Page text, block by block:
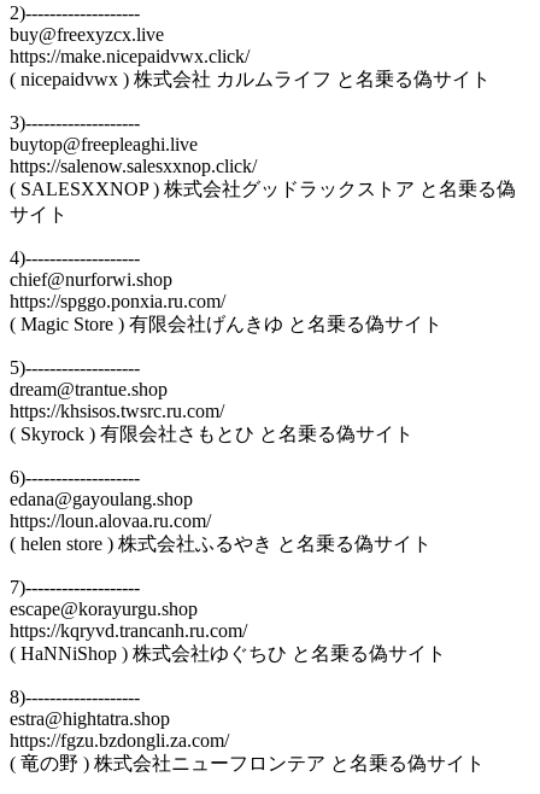
2)-------------------
buy@freexyzcx.live
https://make.nicepaidvwx.click/
( nicepaidvwx ) 株式会社 カルムライフ と名乗る偽サイト
3)-------------------
buytop@freepleaghi.live
https://salenow.salesxxnop.click/
( SALESXXNOP ) 株式会社グッドラックストア と名乗る偽
サイト
4)-------------------
chief@nurforwi.shop
https://spggo.ponxia.ru.com/
( Magic Store ) 有限会社げんきゆ と名乗る偽サイト
5)-------------------
dream@trantue.shop
https://khsisos.twsrc.ru.com/
( Skyrock ) 有限会社さもとひ と名乗る偽サイト
6)-------------------
edana@gayoulang.shop
https://loun.alovaa.ru.com/
( helen store ) 株式会社ふるやき と名乗る偽サイト
7)-------------------
escape@korayurgu.shop
https://kqryvd.trancanh.ru.com/
( HaNNiShop ) 株式会社ゆぐちひ と名乗る偽サイト
8)-------------------
estra@hightatra.shop
https://fgzu.bzdongli.za.com/
( 竜の野 ) 株式会社ニューフロンテア と名乗る偽サイト